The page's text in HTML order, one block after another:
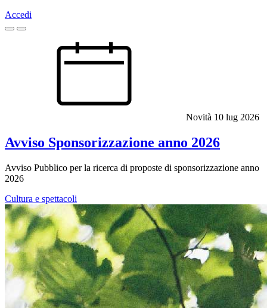
Accedi
Homepage
Novità 10 lug 2026
Avviso Sponsorizzazione anno 2026
Avviso Pubblico per la ricerca di proposte di sponsorizzazione anno
2026
Cultura e spettacoli